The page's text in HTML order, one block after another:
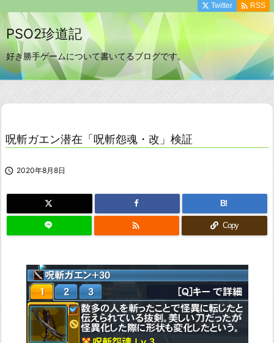
PSO2珍道記
好き勝手ゲームについて書いてるブログです。
Twitter  RSS
呪斬ガエン潜在「呪斬怨魂・改」検証
 2020年8月8日
B!
 Copy